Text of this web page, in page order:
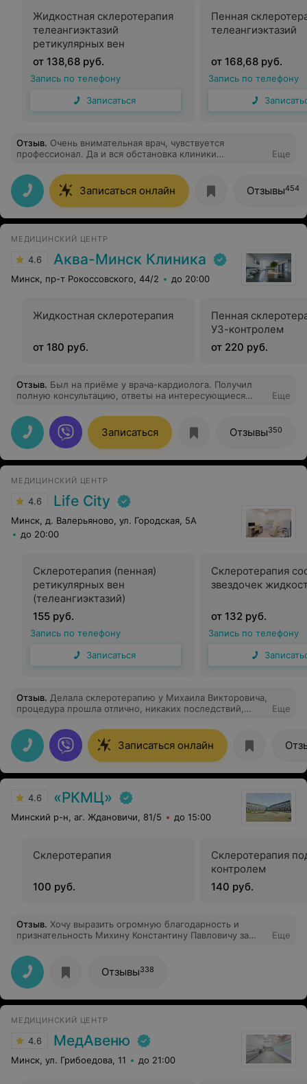
Жидкостная склеротерапия
телеангиэктазий
ретикулярных вен
от 138,68 руб.
Запись по телефону
Записаться
Пенная
телеангиэктазий
от 168,68 руб.
Запись по телефону
Отзыв. Очень внимательная врач, чувствуется
профессионал. Да и вся обстановка клиники
надеюсь, и не в последний раз
Еще
Записаться онлайн Отзывы454
МЕДИЦИНСКИЙ ЦЕНТР
4.6 Аква-Минск Клиника
Минск, пр-т Рокоссовского, 44/2 до 20:00
Жидкостная склеротерапия
от 180 руб.
Пенная
УЗ-контролем
от 220 руб.
Отзыв. Был на приёме у врача-кардиолога. Получил
полную консультацию, ответы на интересующиеся
Еще
Записаться Отзывы350
МЕДИЦИНСКИЙ ЦЕНТР
4.6 Life City
Минск, д. Валерьяново, ул. Городская, 5А
до 20:00
Склеротерапия (пенная)
ретикулярных вен
(телеангиэктазий)
155 руб.
Запись по телефону
Записаться
Склеротерапия
звездочек
от 132 руб.
Запись по телефону
Отзыв. Делала склеротерапию у Михаила Викторовича,
процедура прошла отлично, никаких последствий,
Рекомендую
Еще
Записаться онлайн
4.6 «РКМЦ»
Минский р-н, аг. Ждановичи, 81/5 до 15:00
Склеротерапия
100 руб.
Склеротерапия
контролем
140 руб.
Отзыв. Хочу выразить огромную благодарность и
признательность Михину Константину Павловичу за
отношение, отзывчивость и понимание. С
наступающим Новым годом и Рождеством Христовым.
Здоровья Вам и процветания.
Еще
Отзывы338
МЕДИЦИНСКИЙ ЦЕНТР
4.6 МедАвеню
Минск, ул. Грибоедова, 11 до 21:00